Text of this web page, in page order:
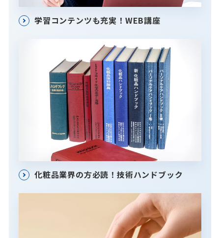
学習コンテンツも充実！WEB講座
化粧品業界の方必読！技術ハンドブック